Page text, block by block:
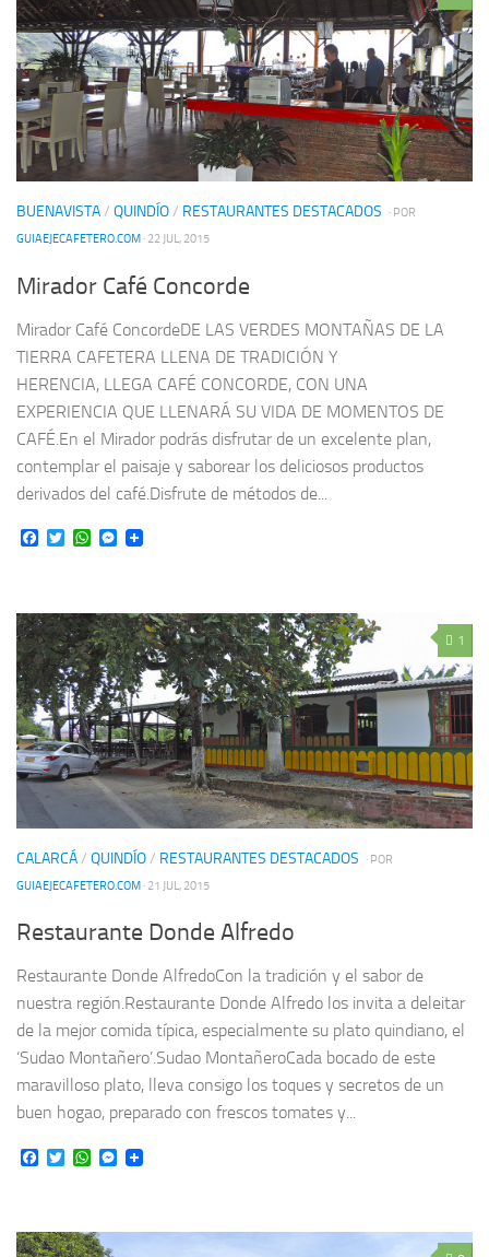
BUENAVISTA/ QUINDÍO/ RESTAURANTES DESTACADOS · POR
GUIAEJECAFETERO.COM · 22 JUL, 2015
Mirador Café Concorde
Mirador Café ConcordeDE LAS VERDES MONTAÑAS DE LA
TIERRA CAFETERA LLENA DE TRADICIÓN Y
HERENCIA, LLEGA CAFÉ CONCORDE, CON UNA
EXPERIENCIA QUE LLENARÁ SU VIDA DE MOMENTOS DE
CAFÉ.En el Mirador podrás disfrutar de un excelente plan,
contemplar el paisaje y saborear los deliciosos productos
derivados del café.Disfrute de métodos de...
Facebook
TwitterWhatsApp
Messenger
1
CALARCÁ/ QUINDÍO/ RESTAURANTES DESTACADOS · POR
GUIAEJECAFETERO.COM · 21 JUL, 2015
Restaurante Donde Alfredo
Restaurante Donde AlfredoCon la tradición y el sabor de
nuestra región.Restaurante Donde Alfredo los invita a deleitar
de la mejor comida típica, especialmente su plato quindiano, el
‘Sudao Montañero’.Sudao MontañeroCada bocado de este
maravilloso plato, lleva consigo los toques y secretos de un
buen hogao, preparado con frescos tomates y...
Facebook
TwitterWhatsApp
Messenger